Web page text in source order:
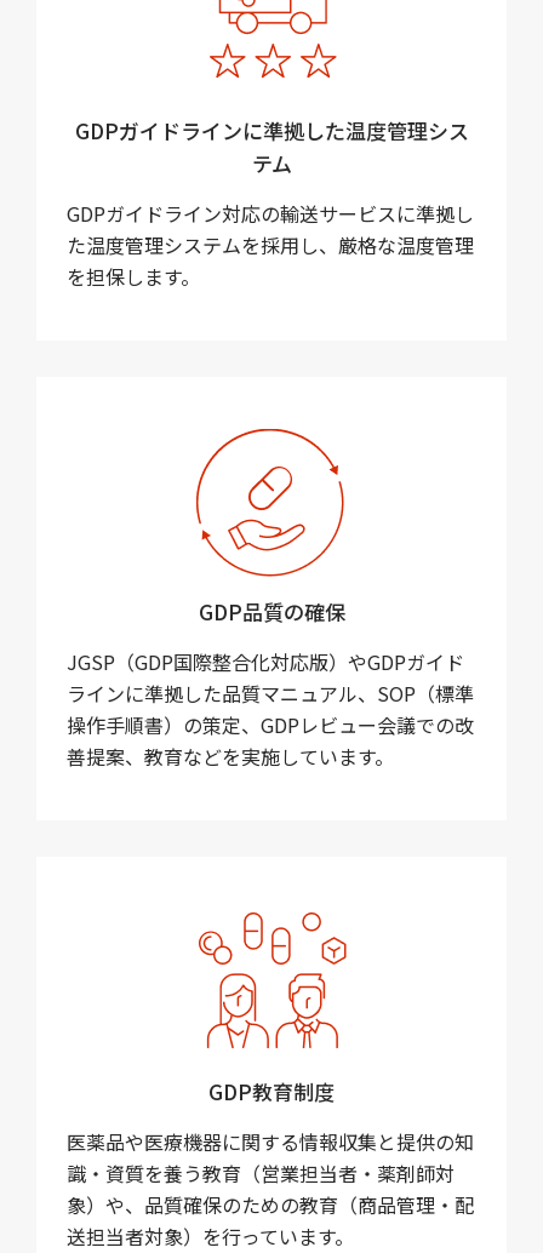
GDPガイドラインに準拠した温度管理シス
テム
GDPガイドライン対応の輸送サービスに準拠し
た温度管理システムを採用し、厳格な温度管理
を担保します。
GDP品質の確保
JGSP（GDP国際整合化対応版）やGDPガイド
ラインに準拠した品質マニュアル、SOP（標準
操作手順書）の策定、GDPレビュー会議での改
善提案、教育などを実施しています。
GDP教育制度
医薬品や医療機器に関する情報収集と提供の知
識・資質を養う教育（営業担当者・薬剤師対
象）や、品質確保のための教育（商品管理・配
送担当者対象）を行っています。